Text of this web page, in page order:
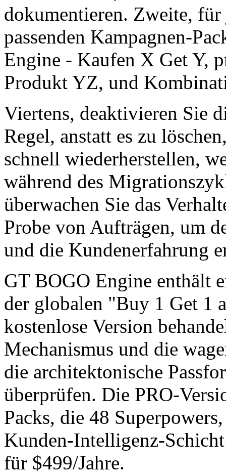
dokumentieren. Zweite,
passenden Kampagnen-
Engine - Kaufen X Get Y,
Produkt YZ, und
Viertens, deaktivieren Sie
Regel, anstatt es zu
schnell wiederherstellen,
während des
überwachen Sie das
Probe von Aufträgen, um
und die Kundenerfahrung
GT BOGO Engine enthält
der globalen "Buy 1 Get 1
kostenlose Version
Mechanismus und die
die architektonische
überprüfen. Die PRO-
Packs, die 48
Kunden-Intelligenz-
für $499/Jahre.